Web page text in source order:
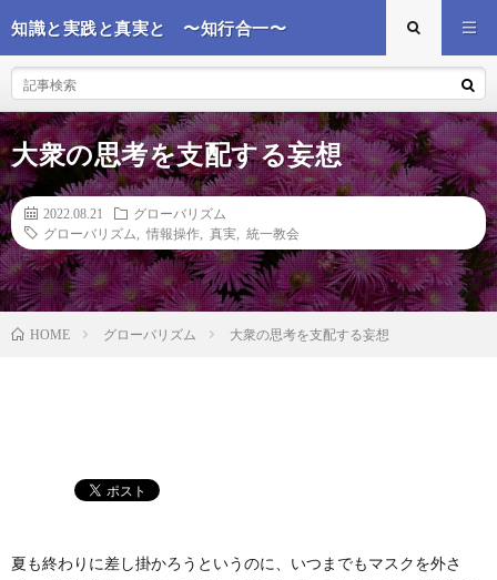
知識と実践と真実と 〜知行合一〜
大衆の思考を支配する妄想
2022.08.21
グローバリズム
グローバリズム
情報操作 真実 統一教会
HOME グローバリズム 大衆の思考を支配する妄想
夏も終わりに差し掛かろうというのに、いつまでもマスクを外さ